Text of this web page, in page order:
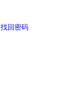
找回密码